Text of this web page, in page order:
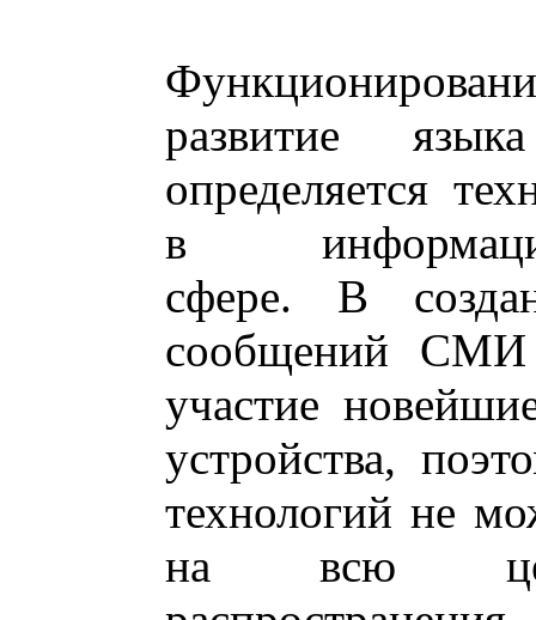
развитие
определяется
в
сфере. В
сообщений СМИ
участие
устройства,
технологий не
на всю